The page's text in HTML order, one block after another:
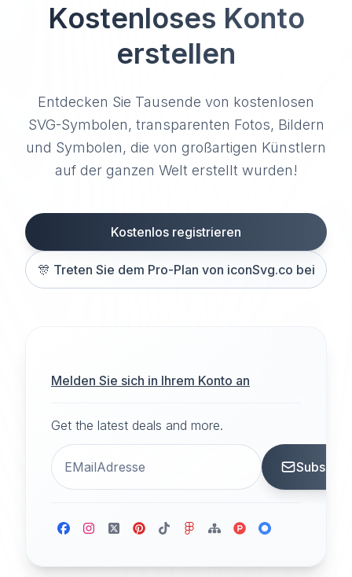
Kostenloses Konto
erstellen
Entdecken Sie Tausende von kostenlosen
SVG-Symbolen, transparenten Fotos, Bildern
und Symbolen, die von großartigen Künstlern
auf der ganzen Welt erstellt wurden!
Kostenlos registrieren
🎊 Treten Sie dem Pro-Plan von iconSvg.co bei
Melden Sie sich in Ihrem Konto an
Get the latest deals and more.